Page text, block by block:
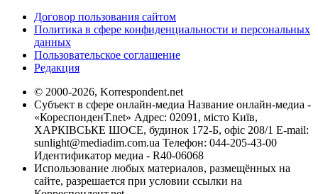
Договор пользования сайтом
Политика в сфере конфиденциальности и персональных
данных
Пользовательское соглашение
Редакция
© 2000-2026, Korrespondent.net
Субъект в сфере онлайн-медиа Название онлайн-медиа -
«КореспонденТ.net» Адрес: 02091, місто Київ,
ХАРКІВСЬКЕ ШОСЕ, будинок 172-Б, офіс 208/1 E-mail:
sunlight@mediadim.com.ua Телефон: 044-205-43-00
Идентификатор медиа - R40-06068
Использование любых материалов, размещённых на
сайте, разрешается при условии ссылки на